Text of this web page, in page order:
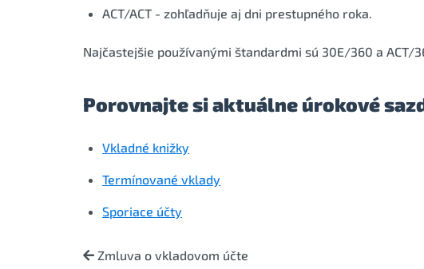
ACT/ACT - zohľadňuje aj dni prestupného roka.
Najčastejšie používanými štandardmi sú 30E/360 a ACT/
Porovnajte si aktuálne úrokové
Vkladné knižky
Termínované vklady
Sporiace účty
Zmluva o vkladovom účte